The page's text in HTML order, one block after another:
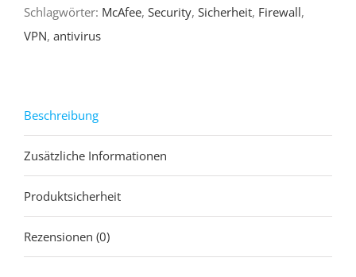
(Code
per
Menge
Schlagwörter: McAfee, Security, Sicherheit, Firewall,
VPN, antivirus
Beschreibung
Zusätzliche Informationen
Produktsicherheit
Rezensionen (0)